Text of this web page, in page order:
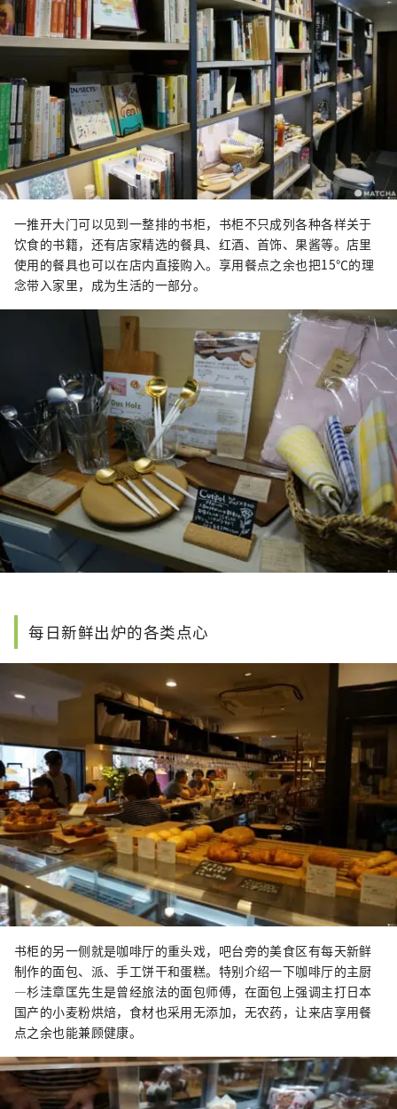
一推开大门可以见到一整排的书柜，书柜不只成列各种各样关于
饮食的书籍，还有店家精选的餐具、红酒、首饰、果酱等。店里
使用的餐具也可以在店内直接购入。享用餐点之余也把15℃的理
念带入家里，成为生活的一部分。
每日新鲜出炉的各类点心
书柜的另一侧就是咖啡厅的重头戏，吧台旁的美食区有每天新鲜
制作的面包、派、手工饼干和蛋糕。特别介绍一下咖啡厅的主厨
―杉洼章匡先生是曾经旅法的面包师傅，在面包上强调主打日本
国产的小麦粉烘焙，食材也采用无添加，无农药，让来店享用餐
点之余也能兼顾健康。